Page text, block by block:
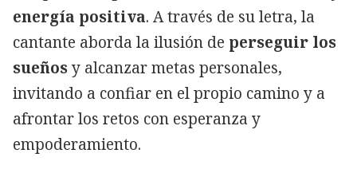
energía positiva. A través de su letra, la
cantante aborda la ilusión de perseguir los
sueñosy alcanzar metas personales,
invitando a confiar en el propio camino y a
afrontar los retos con esperanza y
empoderamiento.